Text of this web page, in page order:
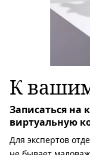
К
Записаться на
виртуальную
Для экспертов